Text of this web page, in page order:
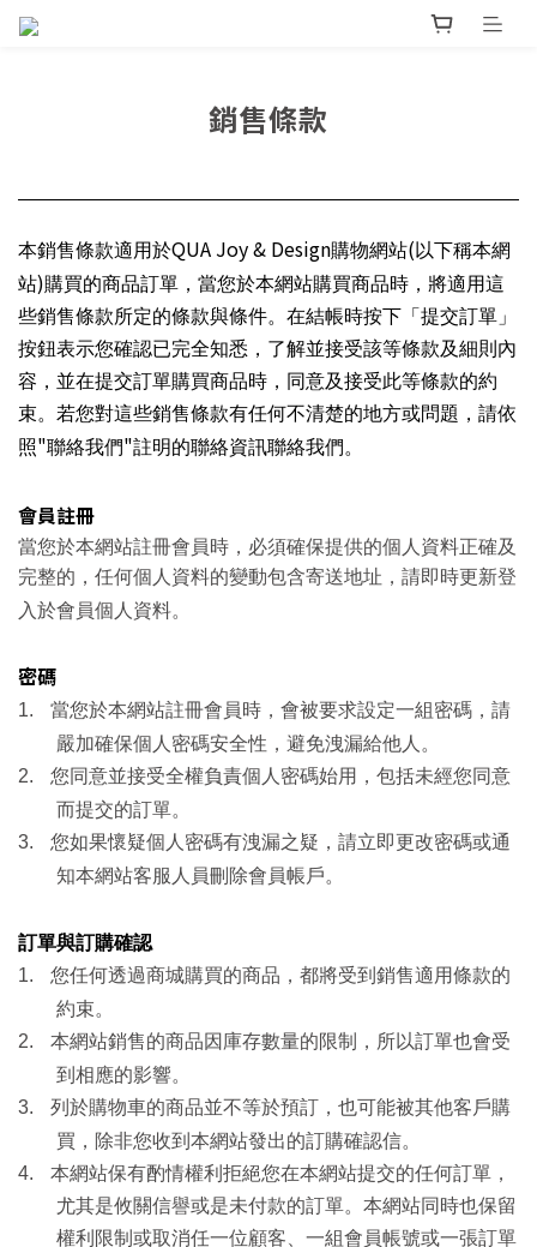
銷售條款
本銷售條款適用於QUA Joy & Design購物網站( 以下稱本網
站)購買的商品訂單，當您於本網站購買商品時，將適用這
些銷售條款所定的條款與條件。在結帳時按下「提交訂單」
按鈕表示您確認已完全知悉，了解並接受該等條款及細則內
容，並在提交訂單購買商品時，同意及接受此等條款的約
束。若您對這些銷售條款有任何不清楚的地方或問題，請依
照"聯絡我們"註明的聯絡資訊聯絡我們。
會員註冊
當您於本網站註冊會員時，必須確保提供的個人資料正確及
完整的，任何個人資料的變動包含寄送地址，請即時更新登
入於會員個人資料。
密碼
1.
當您於本網站註冊會員時，會被要求設定一組密碼，請
嚴加確保個人密碼安全性，避免洩漏給他人。
2.
您同意並接受全權負責個人密碼始用，包括未經您同意
而提交的訂單。
3.
您如果懷疑個人密碼有洩漏之疑，請立即更改密碼或通
知本網站客服人員刪除會員帳戶。
訂單與訂購確認
1.
您任何透過商城購買的商品，都將受到銷售適用條款的
約束。
2.
本網站銷售的商品因庫存數量的限制，所以訂單也會受
到相應的影響。
3.
列於購物車的商品並不等於預訂，也可能被其他客戶購
買，除非您收到本網站發出的訂購確認信。
4.
本網站保有酌情權利拒絕您在本網站提交的任何訂單，
尤其是攸關信譽或是未付款的訂單。本網站同時也保留
權利限制或取消任一位顧客、一組會員帳號或一張訂單